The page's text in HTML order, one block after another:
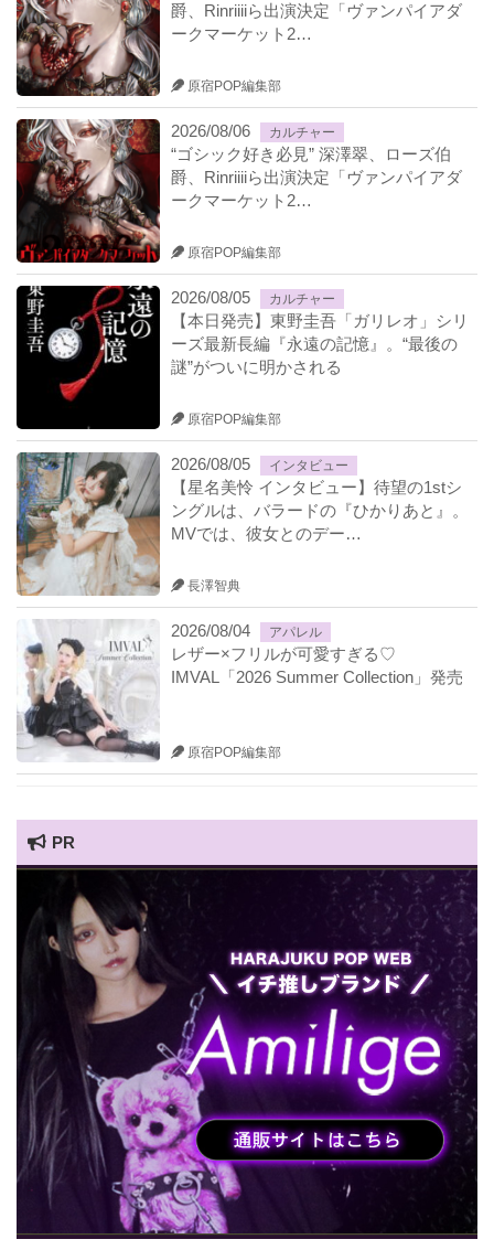
爵、Rinriiiiら出演決定「ヴァンパイアダ
ークマーケット2…
原宿POP編集部
2026/08/06 カルチャー
“ゴシック好き必見” 深澤翠、ローズ伯
爵、Rinriiiiら出演決定「ヴァンパイアダ
ークマーケット2…
原宿POP編集部
2026/08/05 カルチャー
【本日発売】東野圭吾「ガリレオ」シリ
ーズ最新長編『永遠の記憶』。“最後の
謎”がついに明かされる
原宿POP編集部
2026/08/05 インタビュー
【星名美怜 インタビュー】待望の1stシ
ングルは、バラードの『ひかりあと』。
MVでは、彼女とのデー…
長澤智典
2026/08/04 アパレル
レザー×フリルが可愛すぎる♡
IMVAL「2026 Summer Collection」発売
原宿POP編集部
PR
HARAJUKU POP TV